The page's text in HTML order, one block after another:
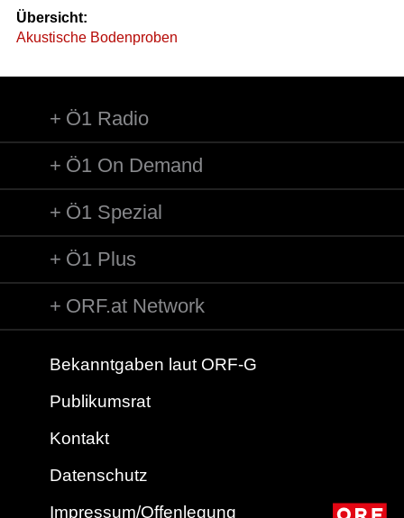
Übersicht:
Akustische Bodenproben
Ö1 Radio
Ö1 On Demand
Ö1 Spezial
Ö1 Plus
ORF.at Network
Bekanntgaben laut ORF-G
Publikumsrat
Kontakt
Datenschutz
Impressum/Offenlegung